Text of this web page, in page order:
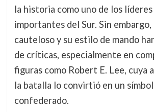
la historia como uno de los
importantes del Sur. Sin
cauteloso y su estilo de mando
de críticas, especialmente en
figuras como Robert E. Lee, cuya
la batalla lo convirtió en un
confederado.